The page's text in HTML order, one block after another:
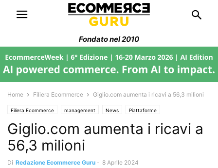
Fondato nel 2010
Home Filiera Ecommerce Giglio.com aumenta i ricavi a 56,3 milioni
Filiera Ecommerce management News Piattaforme
Storie di Aziende Italiane
Giglio.com aumenta i ricavi a
56,3 milioni
Di Redazione Ecommerce Guru - 8 Aprile 2024